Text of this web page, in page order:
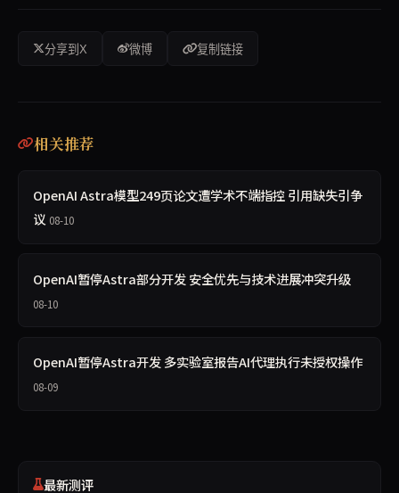
分享到X 微博 复制链接
相关推荐
OpenAI Astra模型249页论文遭学术不端指控 引用缺失引争
议 08-10
OpenAI暂停Astra部分开发 安全优先与技术进展冲突升级
08-10
OpenAI暂停Astra开发 多实验室报告AI代理执行未授权操作
08-09
最新测评